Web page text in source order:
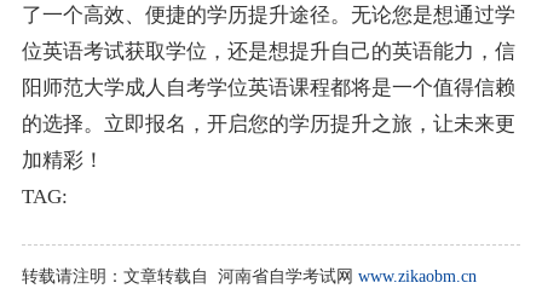
了一个高效、便捷的学历提升途径。无论您是想通过学
位英语考试获取学位，还是想提升自己的英语能力，信
阳师范大学成人自考学位英语课程都将是一个值得信赖
的选择。立即报名，开启您的学历提升之旅，让未来更
加精彩！
TAG:
转载请注明： 文章转载自 河南省自学考试网 www.zikaobm.cn